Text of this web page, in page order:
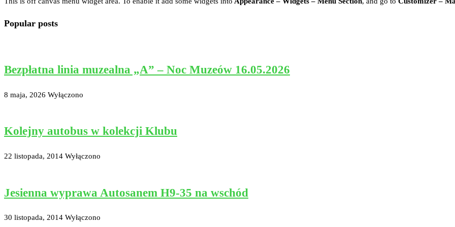
Popular posts
Bezpłatna linia muzealna „A” – Noc Muzeów 16.05.2026
8 maja, 2026 Wyłączono
Kolejny autobus w kolekcji Klubu
22 listopada, 2014 Wyłączono
Jesienna wyprawa Autosanem H9-35 na wschód
30 listopada, 2014 Wyłączono